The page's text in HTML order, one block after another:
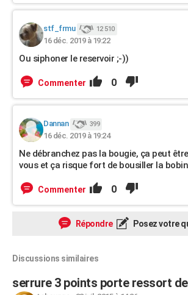
stf_frmu 12 510
16 déc. 2019 à 19:22
Ou siphoner le reservoir ;-))
Commenter 0
Dannan 399
16 déc. 2019 à 19:24
Ne débranchez pas la bougie, ça peut
vous et ça risque fort de bousiller la
Commenter 0
Répondre Posez votre
Discussions similaires
serrure 3 points porte ressort